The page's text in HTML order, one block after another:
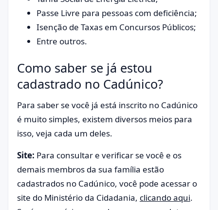
Passe Livre para pessoas com deficiência;
Isenção de Taxas em Concursos Públicos;
Entre outros.
Como saber se já estou
cadastrado no Cadúnico?
Para saber se você já está inscrito no Cadúnico
é muito simples, existem diversos meios para
isso, veja cada um deles.
Site: Para consultar e verificar se você e os
demais membros da sua família estão
cadastrados no Cadúnico, você pode acessar o
site do Ministério da Cidadania, clicando aqui.